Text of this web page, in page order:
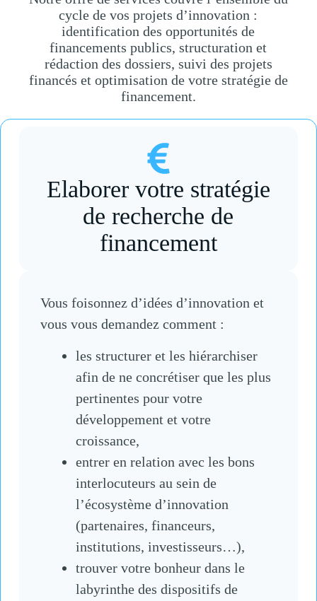
cycle de vos projets d’innovation :
identification des opportunités de
financements publics, structuration et
rédaction des dossiers, suivi des projets
financés et optimisation de votre stratégie de
financement.
Elaborer votre stratégie
de recherche de
financement
Vous foisonnez d’idées d’innovation et
vous vous demandez comment :
les structurer et les hiérarchiser
afin de ne concrétiser que les plus
pertinentes pour votre
développement et votre
croissance,
entrer en relation avec les bons
interlocuteurs au sein de
l’écosystème d’innovation
(partenaires, financeurs,
institutions, investisseurs…),
trouver votre bonheur dans le
labyrinthe des dispositifs de